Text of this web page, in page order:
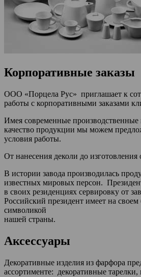
Корпоративные заказы
ООО «Порцела Рус» приглашает к
работы с корпоративными заказами
Имея современные
качество продукции мы можем
условия работы.
От нанесения деколи до
В истории завода производилась
известных мировых персон.
в своих резиденциях сервировку от
Российский президент имеет на
символикой
нашей страны.
Аксессуары
Декоративные изделия из фарфора
ассортименте: декоративные